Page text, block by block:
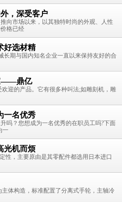
，深受客户
向市场以来，以其独特时尚的外观、人性
格已经
好选材精
长期与国内知名企业一直以来保持友好的合
——鼎亿
迎的产品。它有很多种叫法;如雕刻机，雕
一名优秀
吗？您想成为一名优秀的在职员工吗?下面
一
光机而烦
性，主要原由是其零配件都选用日本进口
体构造，标准配置了分离式手轮，主轴冷